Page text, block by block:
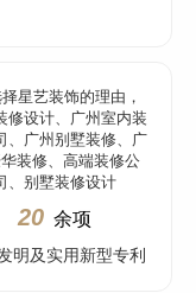
20 余项
明及实用新型专利